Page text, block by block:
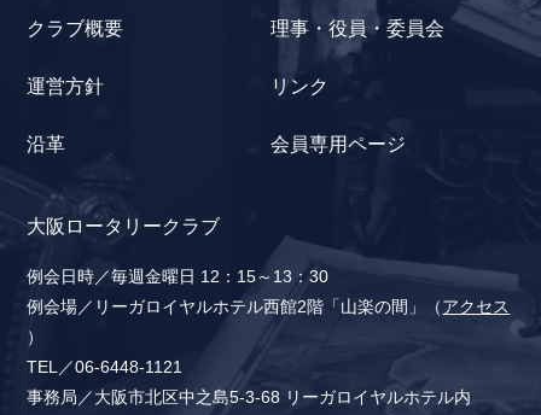
クラブ概要
運営方針
沿革
理事・役員・委員会
リンク
会員専用ページ
大阪ロータリークラブ
例会日時／毎週金曜日 12：15～13：30
例会場／リーガロイヤルホテル西館2階「山楽の間」（アクセス
）
TEL／06-6448-1121
事務局／大阪市北区中之島5-3-68 リーガロイヤルホテル内